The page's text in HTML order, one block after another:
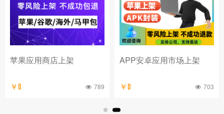
苹果应用商店上架
￥0 789
APP安卓应用市场上架
￥0 703